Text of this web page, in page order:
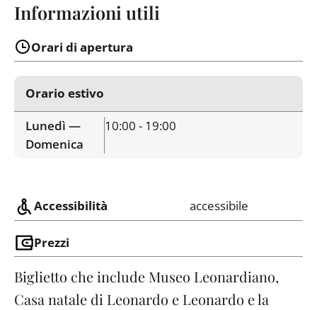
Informazioni utili
Orari di apertura
Orario estivo
Lunedì —
Domenica
10:00 - 19:00
Accessibilità accessibile
Prezzi
Biglietto che include Museo Leonardiano,
Casa natale di Leonardo e Leonardo e la